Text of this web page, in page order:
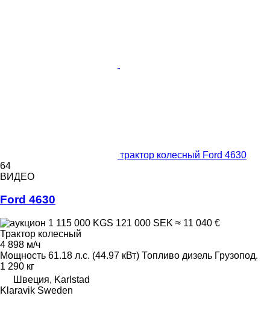
трактор колесный Ford 4630
64
ВИДЕО
Ford 4630
1 115 000 KGS 121 000 SEK ≈ 11 040 €
Трактор колесный
4 898 м/ч
Мощность 61.18 л.с. (44.97 кВт) Топливо дизель Грузопод.
1 290 кг
Швеция, Karlstad
Klaravik Sweden